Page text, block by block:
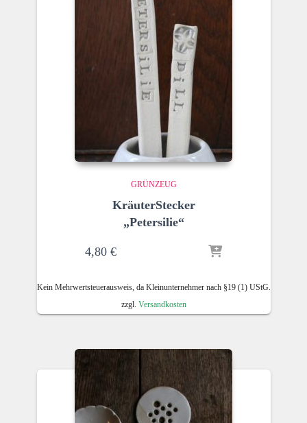
GRÜNZEUG
KräuterStecker
„Petersilie“
4,80 €
Kein Mehrwertsteuerausweis, da Kleinunternehmer nach §19 (1) UStG.
zzgl. Versandkosten